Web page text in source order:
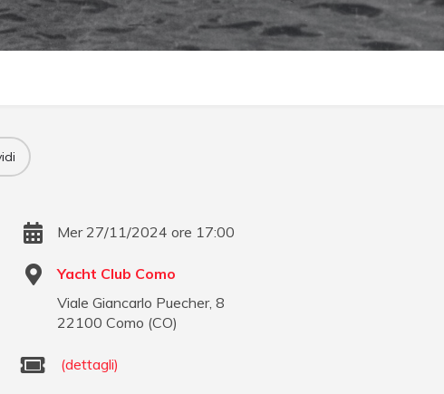
Mer 27/11/2024 ore 17:00
Yacht Club Como
Viale Giancarlo Puecher, 8
22100 Como (CO)
(dettagli)